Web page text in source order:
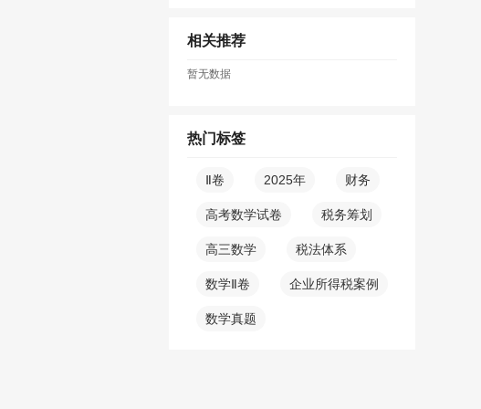
相关推荐
暂无数据
热门标签
Ⅱ卷 2025年 财务
高考数学试卷 税务筹划
高三数学 税法体系
数学Ⅱ卷 企业所得税案例
数学真题